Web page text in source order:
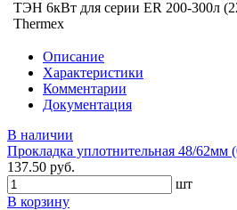
ТЭН 6кВт для серии ER 200-300л
Thermex
Описание
Характеристики
Комментарии
Документация
В наличии
Прокладка уплотнительная 48/62мм
137.50 руб.
шт
В корзину